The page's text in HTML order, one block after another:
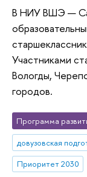
В НИУ ВШЭ —
Участниками
Вологды,
городов.
Программа
довузовская
Приоритет 2030